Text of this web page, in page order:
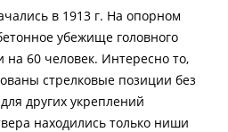
в 1913 г. На опорном
убежище головного
на 60 человек. Интересно то,
стрелковые позиции без
других укреплений
находились только ниши